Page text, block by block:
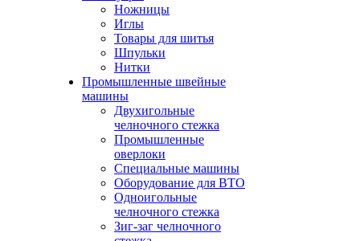
Ножницы
Иглы
Товары для шитья
Шпульки
Нитки
Промышленные швейные
машины
Двухигольные
челночного стежка
Промышленные
оверлоки
Специальные машины
Оборудование для ВТО
Одноигольные
челночного стежка
Зиг-заг челночного